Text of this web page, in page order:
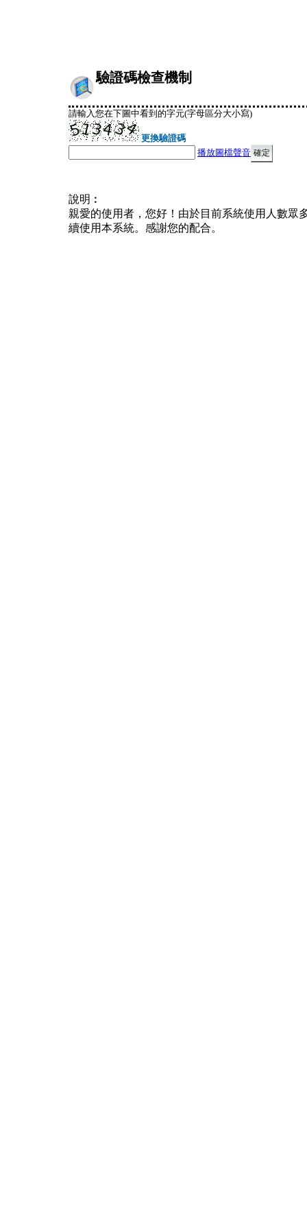
驗證碼檢查機制
請輸入您在下圖中看到的字元(字母區分大小寫)
更換驗證碼
播放圖檔聲音
說明︰
親愛的使用者，您好！由於目前系統使用人數眾
續使用本系統。感謝您的配合。